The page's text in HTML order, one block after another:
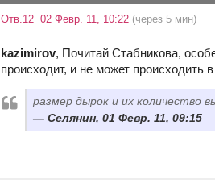
Отв.12 02 Февр. 11, 10:22 (через 5 мин)
kazimirov, Почитай Стабникова,
происходит, и не может происходить
размер дырок и их количество
Селянин, 01 Февр. 11, 09:15